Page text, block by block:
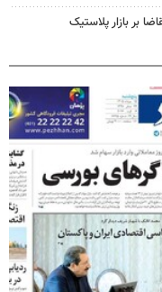
بر بازار پلاستیک